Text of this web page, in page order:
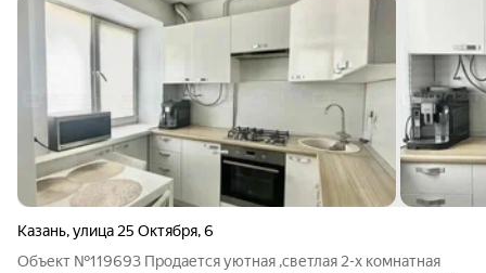
Казань,улица 25 Октября,6
Объект №119693 Продается уютная ,светлая 2-х комнатная